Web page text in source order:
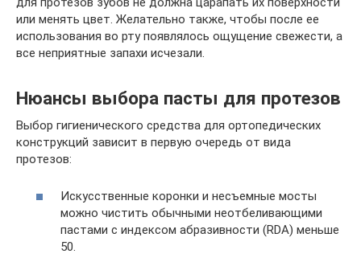
или менять цвет. Желательно также, чтобы после ее
использования во рту появлялось ощущение свежести, а
все неприятные запахи исчезали.
Нюансы выбора пасты для протезов
Выбор гигиенического средства для ортопедических
конструкций зависит в первую очередь от вида
протезов:
Искусственные коронки и несъемные мосты
можно чистить обычными неотбеливающими
пастами с индексом абразивности (RDA) меньше
50.